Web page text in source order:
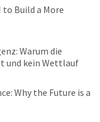
Build a More
Warum die
und kein Wettlauf
Why the Future is a